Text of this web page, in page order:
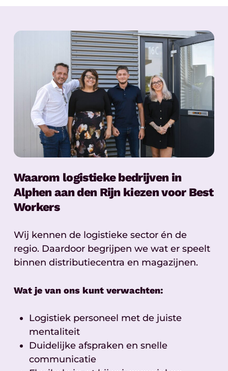
Waarom logistieke bedrijven in
Alphen aan den Rijn kiezen voor Best
Workers
Wij kennen de logistieke sector én de
regio. Daardoor begrijpen we wat er speelt
binnen distributiecentra en magazijnen.
Wat je van ons kunt verwachten:
Logistiek personeel met de juiste
mentaliteit
Duidelijke afspraken en snelle
communicatie